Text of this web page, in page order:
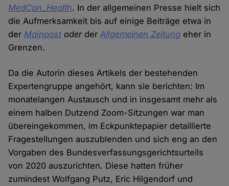
MedCon_Health. In der allgemeinen Presse hielt sich
die Aufmerksamkeit bis auf einige Beiträge etwa in
der MainpostoderderAllgemeinen Zeitung eher in
Grenzen.
Da die Autorin dieses Artikels der bestehenden
Expertengruppe angehört, kann sie berichten: Im
monatelangen Austausch und in insgesamt mehr als
einem halben Dutzend Zoom-Sitzungen war man
übereingekommen, im Eckpunktepapier detaillierte
Fragestellungen auszublenden und sich eng an den
Vorgaben des Bundesverfassungsgerichtsurteils
von 2020 auszurichten. Diese hatten früher
zumindest Wolfgang Putz, Eric Hilgendorf und